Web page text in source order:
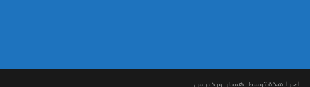
اجرا شده توسط: همیار وردپرس